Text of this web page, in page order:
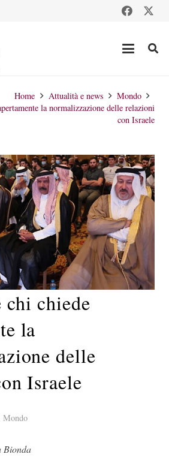
Home Attualità e news
Mondo
la normalizzazione delle relazioni
con Israele
chi chiede
la
delle
Israele
Mondo
Bionda